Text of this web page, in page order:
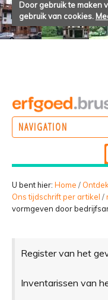
Door gebruik te maken
gebruik van cookies.
NAVIGATION
BELEVEN
U bent hier: Home /
Ons tijdschrift per artikel /
vormgeven door
Register van het
Inventarissen van